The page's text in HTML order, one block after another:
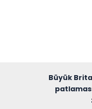
Büyük